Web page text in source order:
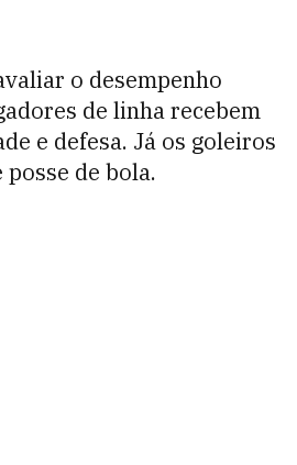
o desempenho
de linha recebem
e defesa. Já os goleiros
de bola.